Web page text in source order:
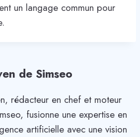
un langage commun pour
de Simseo
rédacteur en chef et moteur
fusionne une expertise en
artificielle avec une vision